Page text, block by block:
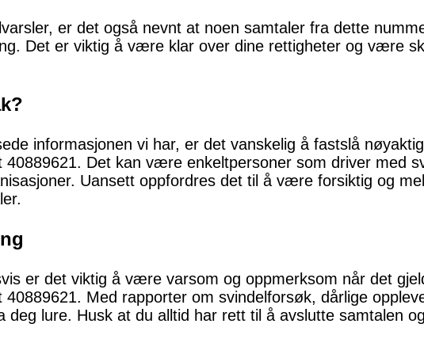
er det også nevnt at noen samtaler fra dette
Det er viktig å være klar over dine rettigheter og være
informasjonen vi har, er det vanskelig å fastslå
40889621. Det kan være enkeltpersoner som driver med
Uansett oppfordres det til å være forsiktig og
er det viktig å være varsom og oppmerksom når det
40889621. Med rapporter om svindelforsøk, dårlige
deg lure. Husk at du alltid har rett til å avslutte samtalen